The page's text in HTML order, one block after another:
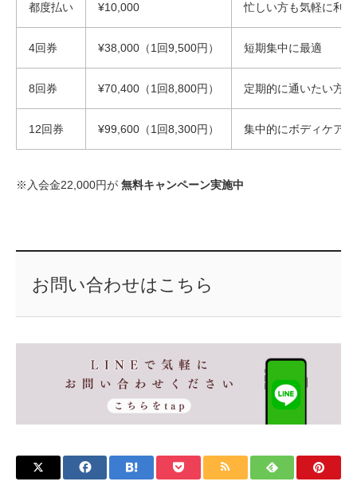
都度払い ¥10,000 忙しい方も気軽に利
4回券 ¥38,000（1回9,500円） 短期集中に最適
8回券 ¥70,400（1回8,800円） 定期的に通いたい方
12回券 ¥99,600（1回8,300円） 集中的にボディケア
※入会金22,000円が 無料キャンペーン実施中
お問い合わせはこちら